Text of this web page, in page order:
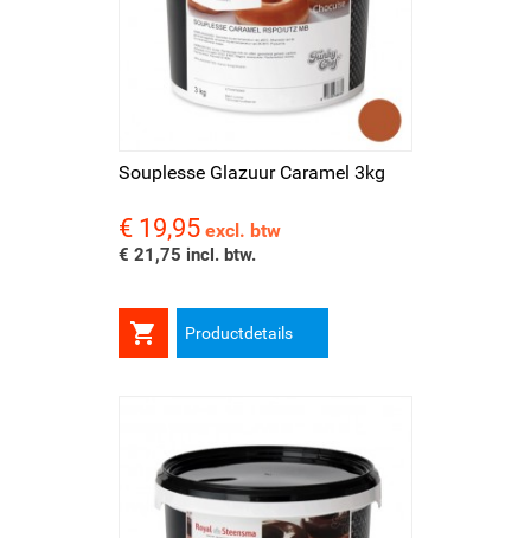
Souplesse Glazuur Caramel 3kg
Prijs
€ 19,95 excl. btw
€ 21,75 incl. btw.
 Productdetails